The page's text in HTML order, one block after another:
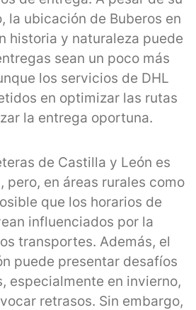
la ubicación de Buberos en
historia y naturaleza puede
sean un poco más
los servicios de DHL
en optimizar las rutas
la entrega oportuna.
de Castilla y León es
pero, en áreas rurales como
que los horarios de
influenciados por la
transportes. Además, el
puede presentar desafíos
especialmente en invierno,
retrasos. Sin embargo,